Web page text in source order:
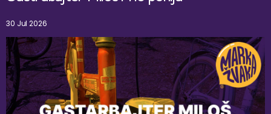
30 Jul 2026